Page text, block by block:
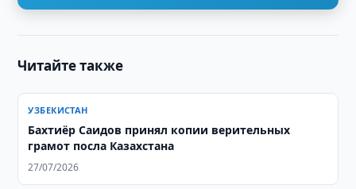
Читайте также
УЗБЕКИСТАН
Бахтиёр Саидов принял копии верительных
грамот посла Казахстана
27/07/2026